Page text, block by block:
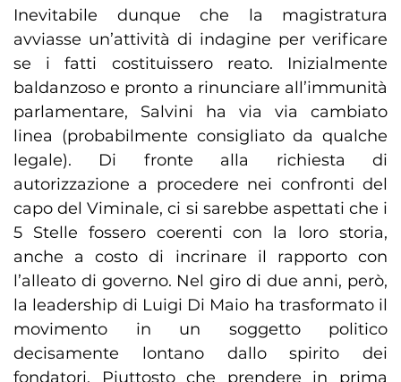
Inevitabile dunque che la magistratura
avviasse un’attività di indagine per verificare
se i fatti costituissero reato. Inizialmente
baldanzoso e pronto a rinunciare all’immunità
parlamentare, Salvini ha via via cambiato
linea (probabilmente consigliato da qualche
legale). Di fronte alla richiesta di
autorizzazione a procedere nei confronti del
capo del Viminale, ci si sarebbe aspettati che i
5 Stelle fossero coerenti con la loro storia,
anche a costo di incrinare il rapporto con
l’alleato di governo. Nel giro di due anni, però,
la leadership di Luigi Di Maio ha trasformato il
movimento in un soggetto politico
decisamente lontano dallo spirito dei
fondatori. Piuttosto che prendere in prima